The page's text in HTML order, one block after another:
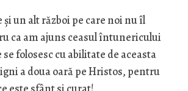
un alt război pe care noi nu îl
ca am ajuns ceasul întunericului
folosesc cu abilitate de aceasta
a doua oară pe Hristos, pentru